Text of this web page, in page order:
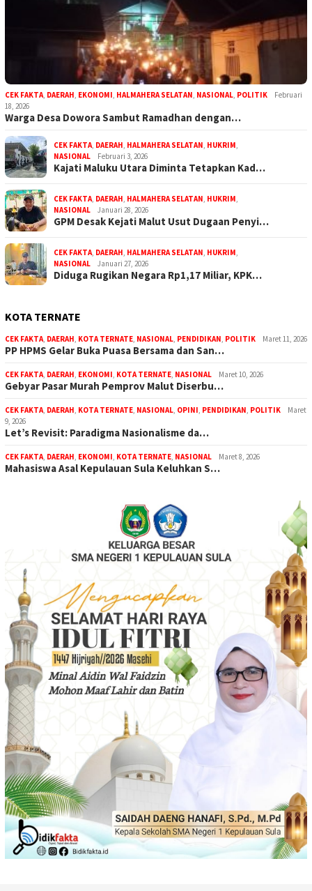
CEK FAKTA, DAERAH, EKONOMI, HALMAHERA SELATAN, NASIONAL, POLITIK
Februari
18, 2026
Warga Desa Dowora Sambut Ramadhan dengan…
CEK FAKTA, DAERAH, HALMAHERA SELATAN, HUKRIM,
NASIONAL
Februari 3, 2026
Kajati Maluku Utara Diminta Tetapkan Kad…
CEK FAKTA, DAERAH, HALMAHERA SELATAN, HUKRIM,
NASIONAL
Januari 28, 2026
GPM Desak Kejati Malut Usut Dugaan Penyi…
CEK FAKTA, DAERAH, HALMAHERA SELATAN, HUKRIM,
NASIONAL
Januari 27, 2026
Diduga Rugikan Negara Rp1,17 Miliar, KPK…
KOTA TERNATE
CEK FAKTA, DAERAH, KOTA TERNATE, NASIONAL, PENDIDIKAN, POLITIK Maret 11, 2026
PP HPMS Gelar Buka Puasa Bersama dan San…
CEK FAKTA, DAERAH, EKONOMI, KOTA TERNATE, NASIONAL Maret 10, 2026
Gebyar Pasar Murah Pemprov Malut Diserbu…
CEK FAKTA, DAERAH, KOTA TERNATE, NASIONAL, OPINI, PENDIDIKAN, POLITIK
Maret
9, 2026
Let’s Revisit: Paradigma Nasionalisme da…
CEK FAKTA, DAERAH, EKONOMI, KOTA TERNATE, NASIONAL Maret 8, 2026
Mahasiswa Asal Kepulauan Sula Keluhkan S…